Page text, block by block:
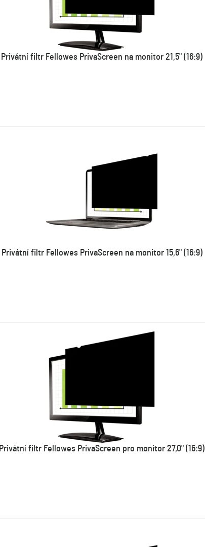
Privátní filtr Fellowes PrivaScreen na monitor 21,5" (16:9)
Privátní filtr Fellowes PrivaScreen na monitor 15,6" (16:9)
Privátní filtr Fellowes PrivaScreen pro monitor 27,0" (16:9)